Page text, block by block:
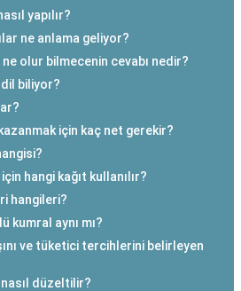
yapılır?
ne anlama geliyor?
olur bilmecenin cevabı nedir?
biliyor?
için kaç net gerekir?
hangi kağıt kullanılır?
hangileri?
kumral aynı mı?
ve tüketici tercihlerini belirleyen
düzeltilir?